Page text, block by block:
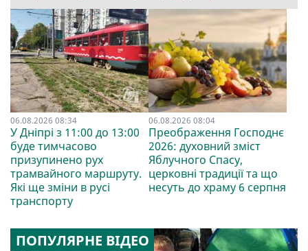
06.08.2026 08:34
У Дніпрі з 11:00 до 13:00
буде тимчасово
призупинено рух
трамвайного маршруту.
Які ще зміни в русі
транспорту
06.08.2026 08:04
Преображення Господнє
2026: духовний зміст
Яблучного Спасу,
церковні традиції та що
несуть до храму 6 серпня
ПОПУЛЯРНЕ ВІДЕО